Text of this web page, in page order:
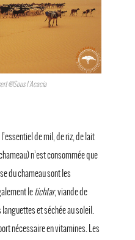
@Sous l'Acacia
de mil, de riz, de lait
n’est consommée que
du chameau sont les
letichtar, viande de
et séchée au soleil.
nécessaire en vitamines. Les